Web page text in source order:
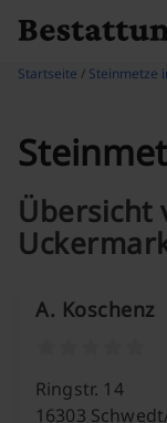
Startseite / Steinmetze
Übersicht
A. Koschenz
Ringstr. 14
16303